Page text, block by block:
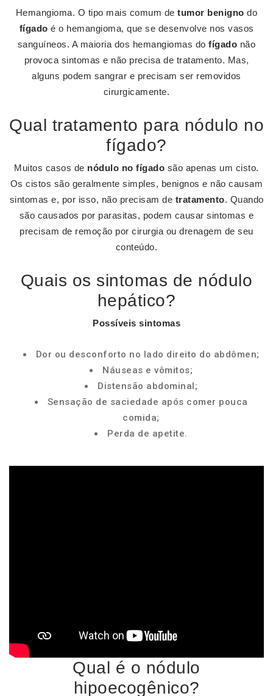
Hemangioma. O tipo mais comum detumor benigno do
fígado é o hemangioma, que se desenvolve nos vasos
sanguíneos. A maioria dos hemangiomas dofígado não
provoca sintomas e não precisa de tratamento. Mas,
alguns podem sangrar e precisam ser removidos
cirurgicamente.
Qual tratamento para nódulo no
fígado?
Muitos casos de nódulo no fígado são apenas um cisto.
Os cistos são geralmente simples, benignos e não causam
sintomas e, por isso, não precisam de tratamento. Quando
são causados por parasitas, podem causar sintomas e
precisam de remoção por cirurgia ou drenagem de seu
conteúdo.
Quais os sintomas de nódulo
hepático?
Possíveis sintomas
Dor ou desconforto no lado direito do abdômen;
Náuseas e vômitos;
Distensão abdominal;
Sensação de saciedade após comer pouca
comida;
Perda de apetite.
Qual é o nódulo
hipoecogênico?